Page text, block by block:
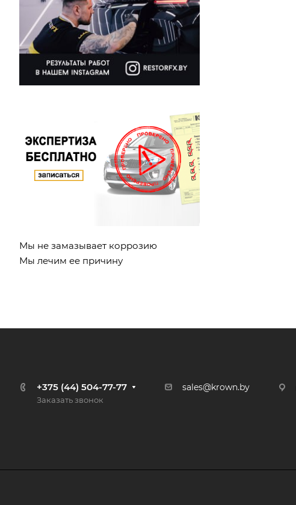
Мы не замазывает коррозию
Мы лечим ее причину
+375 (44) 504-77-77
Заказать звонок
sales@krown.by